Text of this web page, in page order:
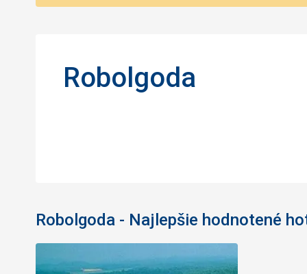
Robolgoda
Robolgoda - Najlepšie hodnotené